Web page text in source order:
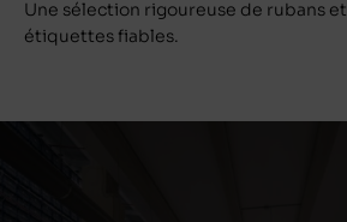
Une sélection rigoureuse de rubans et
étiquettes fiables.